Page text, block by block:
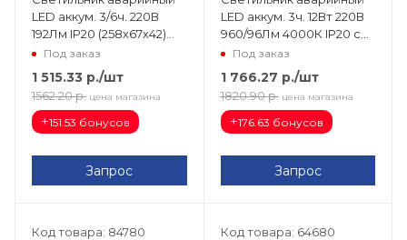
LED аккум. 3/6ч. 220В
192Лм IP20 (258х67х42)
EL21 12903
Под заказ
1 515.33 р./шт
1562.20 р. цена магазина
+151.53 бонусов
Запрос
LED аккум. 3ч. 12Вт 220В
960/96Лм 4000К IP20 с
инфр.датч. ДПБ 9002
LDPB0-9002-12-4000-K01
Под заказ
1 766.27 р./шт
1820.90 р. цена магазина
+176.63 бонусов
Запрос
Код товара: 84780 Код товара: 64680